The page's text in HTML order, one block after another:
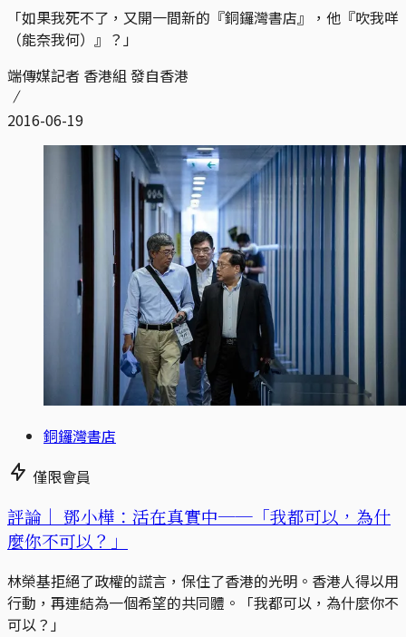
「如果我死不了，又開一間新的『銅鑼灣書店』，他『吹我咩
（能奈我何）』？」
端傳媒記者 香港組 發自香港
2016-06-19
銅鑼灣書店
僅限會員
評論｜ 鄧小樺：活在真實中──「我都可以，為什
麼你不可以？」
林榮基拒絕了政權的謊言，保住了香港的光明。香港人得以用
行動，再連結為一個希望的共同體。「我都可以，為什麼你不
可以？」